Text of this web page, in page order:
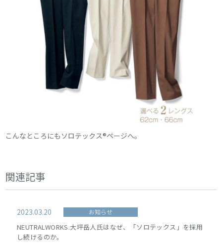
こんなところにもソロテックス®ページへ。
関連記事
2023.03.20 お知らせ
NEUTRALWORKS.大坪岳人氏はなぜ、「ソロテックス」を採用
し続けるのか。